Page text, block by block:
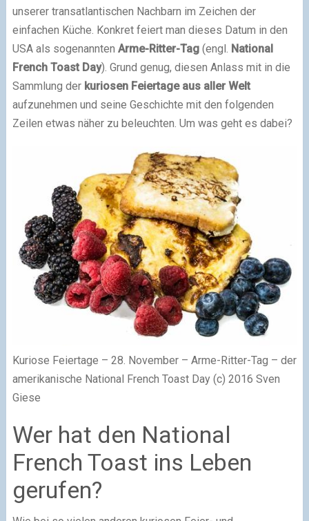
unserer transatlantischen Nachbarn im Zeichen der
einfachen Küche. Konkret feiert man dieses Datum in den
USA als sogenannten Arme-Ritter-Tag(engl. National
French Toast Day). Grund genug, diesen Anlass mit in die
Sammlung der kuriosen Feiertage aus aller Welt
aufzunehmen und seine Geschichte mit den folgenden
Zeilen etwas näher zu beleuchten. Um was geht es dabei?
Kuriose Feiertage – 28. November – Arme-Ritter-Tag – der
amerikanische National French Toast Day (c) 2016 Sven
Giese
Wer hat den National
French Toast ins Leben
gerufen?